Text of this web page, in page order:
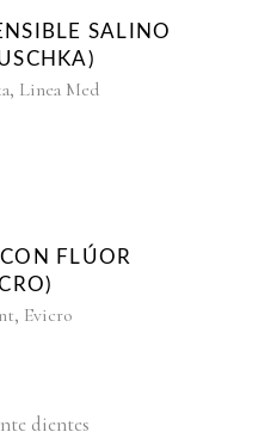
SALINO
, Linea Med
FLÚOR
, Evicro